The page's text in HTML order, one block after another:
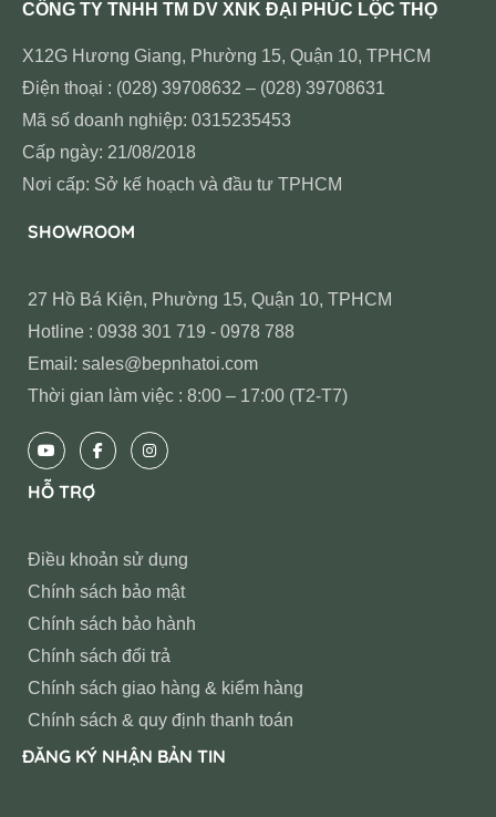
CÔNG TY TNHH TM DV XNK ĐẠI PHÚC LỘC THỌ
X12G Hương Giang, Phường 15, Quận 10, TPHCM
Điện thoại : (028) 39708632 – (028) 39708631
Mã số doanh nghiệp: 0315235453
Cấp ngày: 21/08/2018
Nơi cấp: Sở kế hoạch và đầu tư TPHCM
SHOWROOM
27 Hồ Bá Kiện, Phường 15, Quận 10, TPHCM
Hotline : 0938 301 719 - 0978 788
Email: sales@bepnhatoi.com
Thời gian làm việc : 8:00 – 17:00 (T2-T7)
HỖ TRỢ
Điều khoản sử dụng
Chính sách bảo mật
Chính sách bảo hành
Chính sách đổi trả
Chính sách giao hàng & kiểm hàng
Chính sách & quy định thanh toán
ĐĂNG KÝ NHẬN BẢN TIN